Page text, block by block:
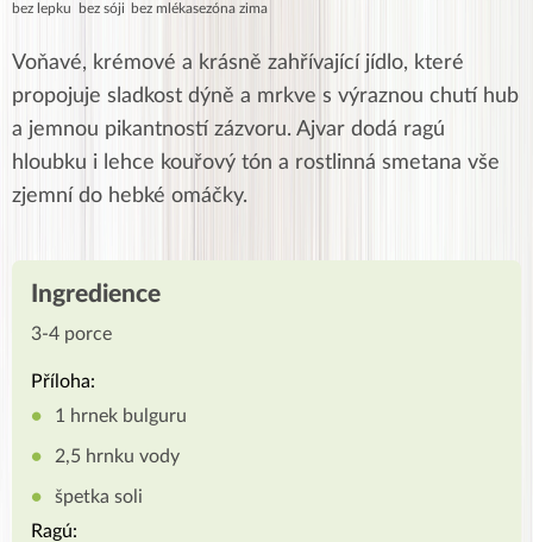
bez lepku bez sóji bez mlékasezóna zima
Voňavé, krémové a krásně zahřívající jídlo, které
propojuje sladkost dýně a mrkve s výraznou chutí hub
a jemnou pikantností zázvoru. Ajvar dodá ragú
hloubku i lehce kouřový tón a rostlinná smetana vše
zjemní do hebké omáčky.
Ingredience
3-4 porce
Příloha:
1 hrnek bulguru
2,5 hrnku vody
špetka soli
Ragú: